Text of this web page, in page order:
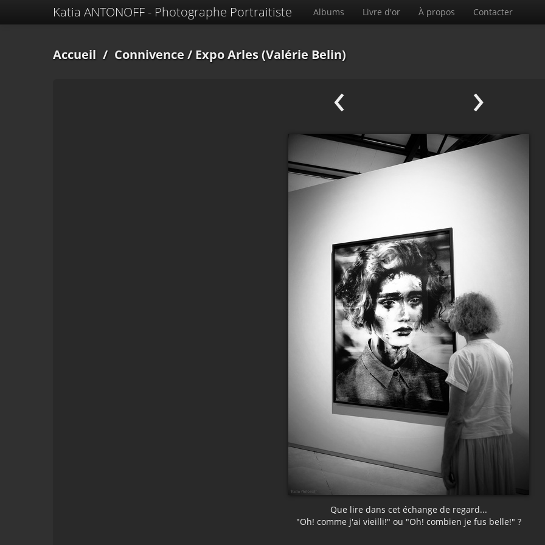
Katia ANTONOFF - Photographe Portraitiste Albums Livre d'or À propos Contacter
Accueil / Connivence/ Expo Arles (Valérie Belin)
‹ ›
Que lire dans cet échange de regard...
"Oh! comme j'ai vieilli!" ou "Oh! combien je fus belle!" ?